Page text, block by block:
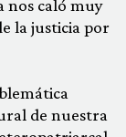
nos caló muy
la justicia por
de nuestra